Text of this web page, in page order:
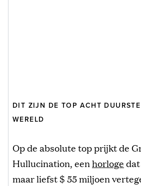
DIT ZIJN DE TOP ACHT DUURSTE
WERELD
Op de absolute top prijkt de
Hullucination, eenhorloge
maar liefst $ 55 miljoen